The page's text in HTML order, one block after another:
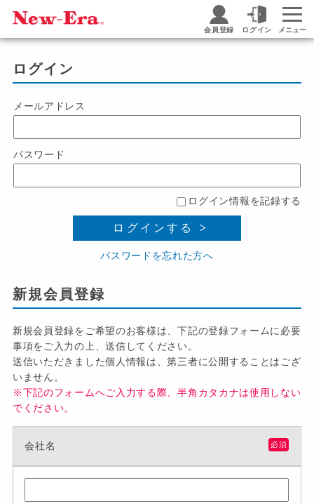
会員登録 ログイン メニュー
ログイン
メールアドレス
パスワード
ログイン情報を記録する
ログインする
パスワードを忘れた方へ
新規会員登録
新規会員登録をご希望のお客様は、下記の登録フォームに必要
事項をご入力の上、送信してください。
送信いただきました個人情報は、第三者に公開することはござ
いません。
※下記のフォームへご入力する際、半角カタカナは使用しない
でください。
会社名 必須